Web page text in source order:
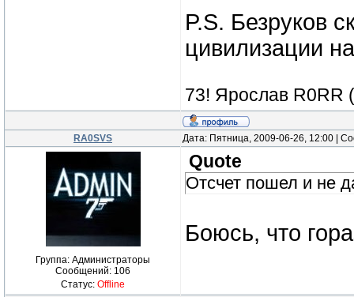
P.S. Безруков
цивилизации
73! Ярослав R0RR
RA0SVS Дата: Пятница, 2009-06-26, 12:00 |
Группа: Администраторы
Сообщений: 106
Статус: Offline
Quote
Отсчет пошел и не
Боюсь, что